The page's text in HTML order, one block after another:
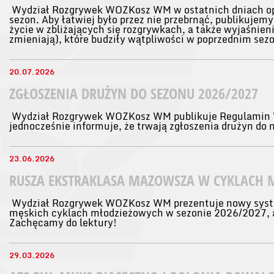
Wydział Rozgrywek WOZKosz WM w ostatnich dniach
sezon. Aby łatwiej było przez nie przebrnąć,
życie w zbliżających się rozgrywkach, a także
zmieniają), które budziły wątpliwości w poprzednim
20.07.2026
ZGŁOSZENIA DRUŻYN DO SEZONU 2026/2027
Wydział Rozgrywek WOZKosz WM publikuje
jednocześnie informuje, że trwają zgłoszenia drużyn do
23.06.2026
RUSZA EKSTRAKLASA MAZOWSZA W CYKLACH
Wydział Rozgrywek WOZKosz WM prezentuje nowy
męskich cyklach młodzieżowych w sezonie 2026/
Zachęcamy do lektury!
29.03.2026